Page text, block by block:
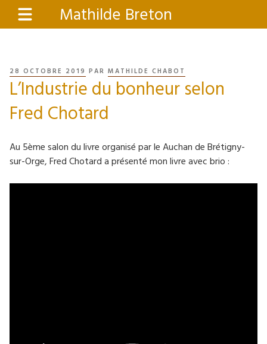
Mathilde Breton
Menu
PUBLIÉ
LE
28 OCTOBRE 2019 PAR MATHILDE CHABOT
L’Industrie du bonheur selon
Fred Chotard
Au 5ème salon du livre organisé par le Auchan de Brétigny-
sur-Orge, Fred Chotard a présenté mon livre avec brio :